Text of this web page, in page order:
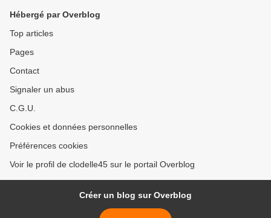
Hébergé par Overblog
Top articles
Pages
Contact
Signaler un abus
C.G.U.
Cookies et données personnelles
Préférences cookies
Voir le profil de clodelle45 sur le portail Overblog
Créer un blog sur Overblog